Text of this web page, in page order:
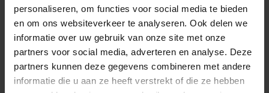
personaliseren, om functies voor social media te bieden
en om ons websiteverkeer te analyseren. Ook delen we
informatie over uw gebruik van onze site met onze
partners voor social media, adverteren en analyse. Deze
partners kunnen deze gegevens combineren met andere
informatie die u aan ze heeft verstrekt of die ze hebben
376,46 Pierwotna
cena
wynosiła:
zł334,60Aktualna
cena
wynosi:
zł 334,60.